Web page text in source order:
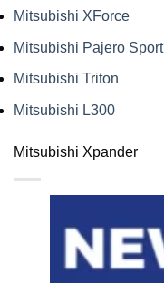
Mitsubishi XForce
Mitsubishi Pajero Sport
Mitsubishi Triton
Mitsubishi L300
Mitsubishi Xpander